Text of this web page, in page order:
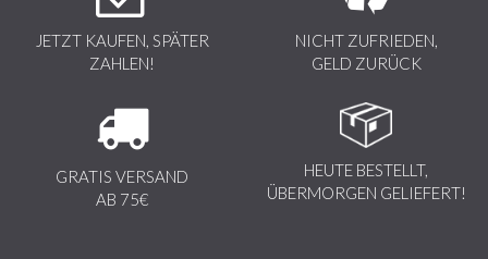
JETZT KAUFEN, SPÄTER
ZAHLEN!
NICHT ZUFRIEDEN,
GELD ZURÜCK
GRATIS VERSAND
AB 75€
HEUTE BESTELLT,
ÜBERMORGEN GELIEFERT!